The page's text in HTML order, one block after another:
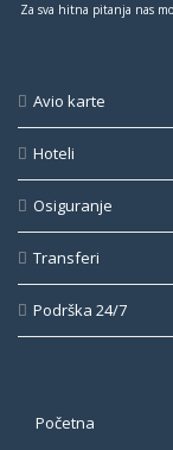
Za sva hitna pitanja nas
Avio karte
Hoteli
Osiguranje
Transferi
Podrška 24/7
Početna